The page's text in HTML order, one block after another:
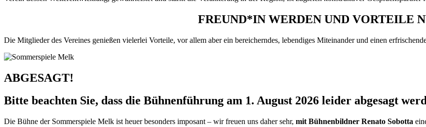
FREUND*IN WERDEN UND VORTEILE
Die Mitglieder des Vereines genießen vielerlei Vorteile, vor allem aber ein bereicherndes, lebendiges Miteinander und einen
ABGESAGT!
Bitte beachten Sie, dass die Bühnenführung am 1. August 2026 leider abgesagt
Die Bühne der Sommerspiele Melk ist heuer besonders imposant – wir freuen uns daher sehr, mit Bühnenbildner Renato Sobotta